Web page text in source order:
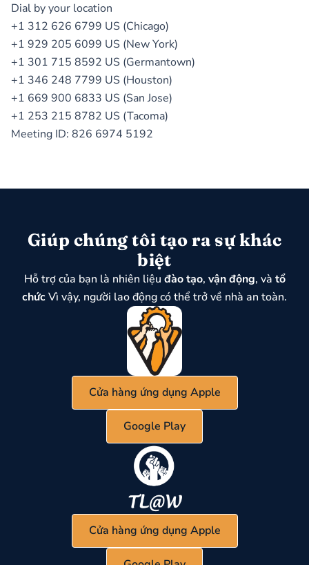
Dial by your location
+1 312 626 6799 US (Chicago)
+1 929 205 6099 US (New York)
+1 301 715 8592 US (Germantown)
+1 346 248 7799 US (Houston)
+1 669 900 6833 US (San Jose)
+1 253 215 8782 US (Tacoma)
Meeting ID: 826 6974 5192
Giúp chúng tôi tạo ra sự khác
biệt
Hỗ trợ của bạn là nhiên liệu đào tạo, vận động, và tổ
chứcVì vậy, người lao động có thể trở về nhà an toàn.
Cửa hàng ứng dụng Apple
Google Play
Cửa hàng ứng dụng Apple